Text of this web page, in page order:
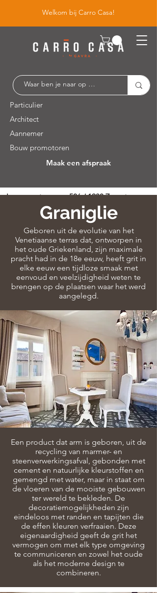
Welkom bij Carro Casa!
Particulier
Architect
Aannemer
Bouw promotoren
Maak een afspraak
Leuvensesteenweg 526 / 1930 Zaventem
Graniglie
Geboren uit de evolutie van het
Venetiaanse terras dat, ontworpen in
het oude Griekenland, zijn maximale
pracht had in de 18e eeuw, heeft grit in
elke eeuw een tijdloze smaak met
eenvoud en veelzijdigheid weten te
brengen op de plaatsen waar het werd
aangelegd.
Een product dat arm is geboren, uit de
recycling van marmer- en
steenverwerkingsafval, gebonden met
cement en natuurlijke kleurstoffen en
gemengd met water, maar in staat om
de vloeren van de mooiste gebouwen
ter wereld te bekleden. De
decoratiemogelijkheden zijn
eindeloos met randen en tapijten die
de effen kleuren verfraaien. Deze
eigenaardigheid geeft de grit het
vermogen om met elk type omgeving
te communiceren en zowel het oude
als het moderne design te
combineren.